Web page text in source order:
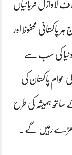
لاوازل قربانیاں
محفوظ اور
دنیا کی سب سے
عوام پاکستان کی
ساتھ ہمیشہ کی طرح
کھڑے رہیں گے۔